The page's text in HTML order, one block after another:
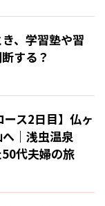
き、学習塾や習
する？
ース2日目】仏ヶ
｜浅虫温泉
50代夫婦の旅